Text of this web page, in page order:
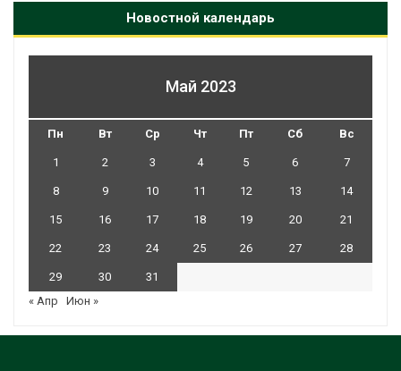
Новостной календарь
Май 2023
Пн Вт Ср Чт Пт Сб Вс
1 2 3 4 5 6 7
8 9 10 11 12 13 14
15 16 17 18 19 20 21
22 23 24 25 26 27 28
29 30
31
« Апр
Июн »